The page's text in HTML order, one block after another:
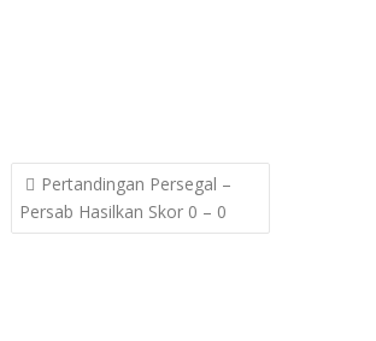
Post
navigation
Pertandingan Persegal –
Persab Hasilkan Skor 0 – 0